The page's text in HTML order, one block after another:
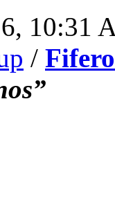
10:31
/